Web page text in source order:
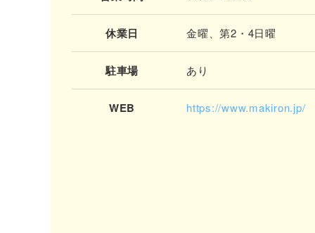
休業日 金曜、第2・4日曜
駐車場 あり
WEB https://www.makiron.jp/